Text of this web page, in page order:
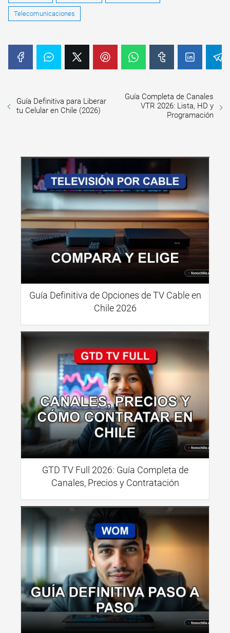
Telecomunicaciones
Guía Definitiva para Liberar
tu Celular en Chile (2026)
Guía Completa de Canales
VTR 2026: Lista, HD y
Programación
Guía Definitiva de Opciones de TV Cable en
Chile 2026
GTD TV Full 2026: Guía Completa de
Canales, Precios y Contratación